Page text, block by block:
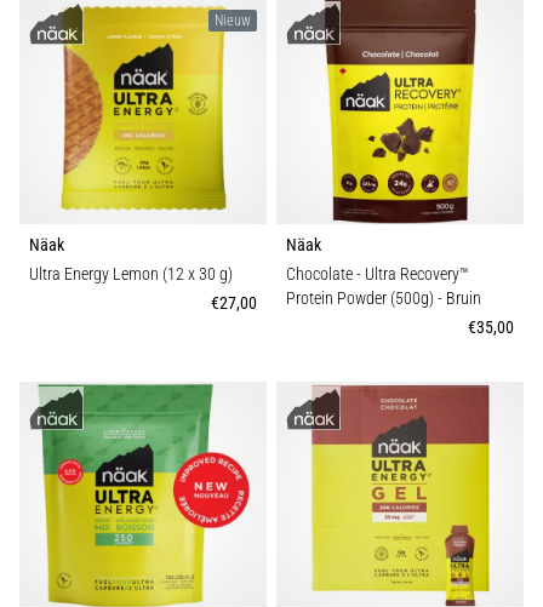
Nieuw
Näak
Ultra Energy Lemon (12 x 30 g)
€27,00
Näak
Chocolate - Ultra Recovery™
Protein Powder (500g)- Bruin
€35,00